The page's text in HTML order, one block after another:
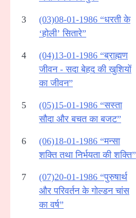
3
(03)08-01-1986 “धरती के
‘होली’ सितारे”
4
(04)13-01-1986 “ब्राह्मण
जीवन - सदा बेहद की खुशियों
का जीवन”
5
(05)15-01-1986 “सस्ता
सौदा और बचत का बजट”
6
(06)18-01-1986 “मन्सा
शक्ति तथा निर्भयता की शक्ति”
7
(07)20-01-1986 “पुरुषार्थ
और परिवर्तन के गोल्डन चांस
का वर्ष”